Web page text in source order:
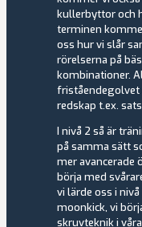
kullerbyttor och
terminen
oss hur vi slår
rörelserna på
kombinationer.
friståendegolvet
redskap t.ex.
I nivå 2 så är
på samma sätt
mer avancerade
börja med
vi lärde oss i
moonkick, vi
skruvteknik i